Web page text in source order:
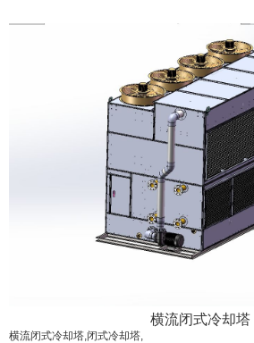
横流闭式冷却塔
横流闭式冷却塔,闭式冷却塔,